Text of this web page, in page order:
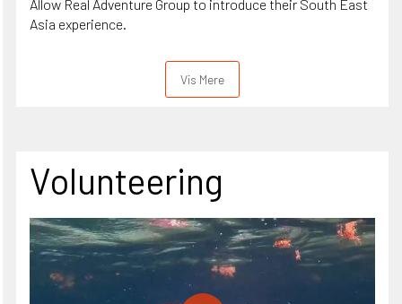
Allow Real Adventure Group to introduce their South East
Asia experience.
Vis Mere
Volunteering